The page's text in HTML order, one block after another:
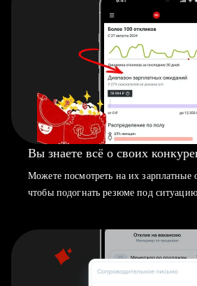
Вы знаете всё о своих
Можете посмотреть на их
чтобы подогнать резюме под